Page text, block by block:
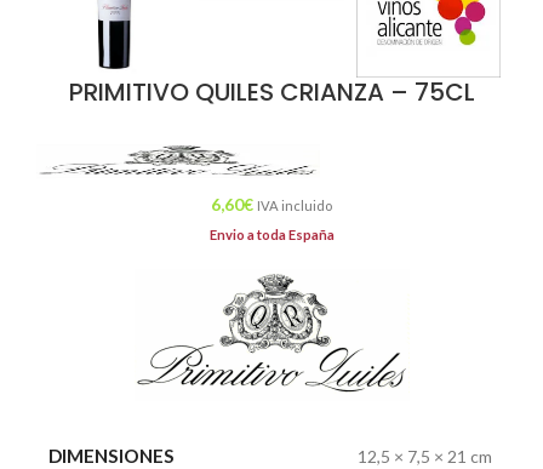
PRIMITIVO QUILES CRIANZA – 75CL
6,60€ IVA incluido
Envio a toda España
DIMENSIONES 12,5 × 7,5 × 21 cm